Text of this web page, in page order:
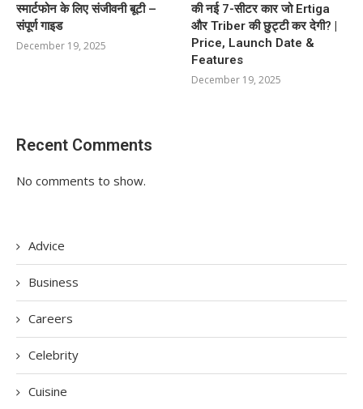
स्मार्टफोन के लिए संजीवनी बूटी –
संपूर्ण गाइड
December 19, 2025
की नई 7-सीटर कार जो Ertiga
और Triber की छुट्टी कर देगी? |
Price, Launch Date &
Features
December 19, 2025
Recent Comments
No comments to show.
Advice
Business
Careers
Celebrity
Cuisine